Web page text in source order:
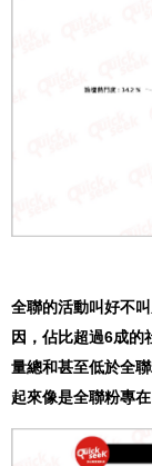
全聯的活動叫好不
因，佔比超過6成的
量總和甚至低於全
起來像是全聯粉專在